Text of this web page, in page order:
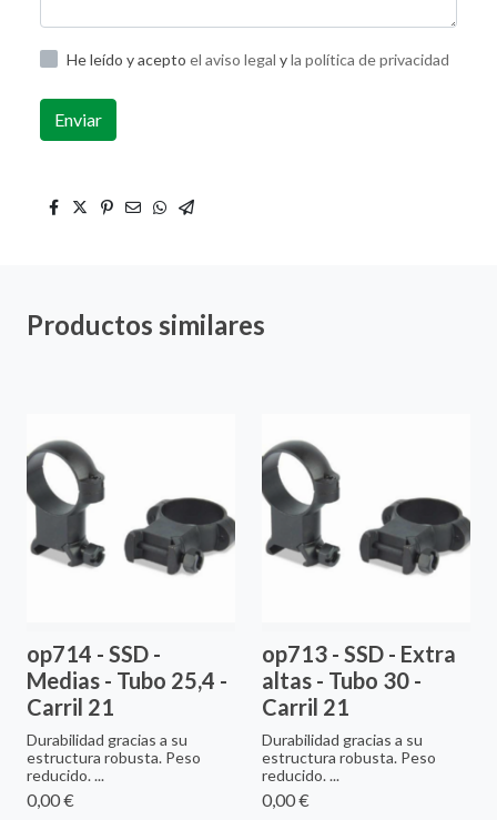
He leído y acepto el aviso legal yla política de privacidad
Enviar
Productos similares
op714 - SSD -
Medias - Tubo 25,4 -
Carril 21
Durabilidad gracias a su
estructura robusta. Peso
reducido. ...
0,00 €
op713 - SSD - Extra
altas - Tubo 30 -
Carril 21
Durabilidad gracias a su
estructura robusta. Peso
reducido. ...
0,00 €